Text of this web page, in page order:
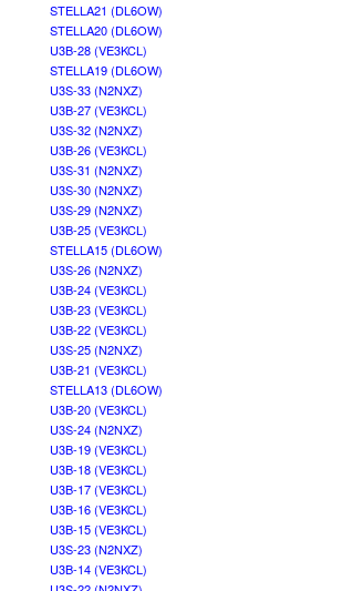
STELLA21 (DL6OW)
STELLA20 (DL6OW)
U3B-28 (VE3KCL)
STELLA19 (DL6OW)
U3S-33 (N2NXZ)
U3B-27 (VE3KCL)
U3S-32 (N2NXZ)
U3B-26 (VE3KCL)
U3S-31 (N2NXZ)
U3S-30 (N2NXZ)
U3S-29 (N2NXZ)
U3B-25 (VE3KCL)
STELLA15 (DL6OW)
U3S-26 (N2NXZ)
U3B-24 (VE3KCL)
U3B-23 (VE3KCL)
U3B-22 (VE3KCL)
U3S-25 (N2NXZ)
U3B-21 (VE3KCL)
STELLA13 (DL6OW)
U3B-20 (VE3KCL)
U3S-24 (N2NXZ)
U3B-19 (VE3KCL)
U3B-18 (VE3KCL)
U3B-17 (VE3KCL)
U3B-16 (VE3KCL)
U3B-15 (VE3KCL)
U3S-23 (N2NXZ)
U3B-14 (VE3KCL)